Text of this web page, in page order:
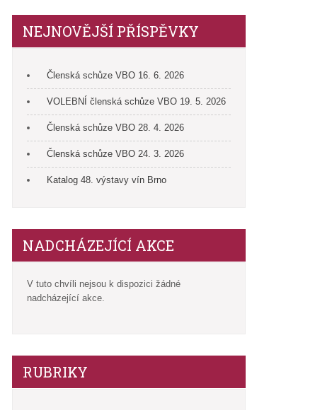
NEJNOVĚJŠÍ PŘÍSPĚVKY
Členská schůze VBO 16. 6. 2026
VOLEBNÍ členská schůze VBO 19. 5. 2026
Členská schůze VBO 28. 4. 2026
Členská schůze VBO 24. 3. 2026
Katalog 48. výstavy vín Brno
NADCHÁZEJÍCÍ AKCE
V tuto chvíli nejsou k dispozici žádné
nadcházející akce.
RUBRIKY